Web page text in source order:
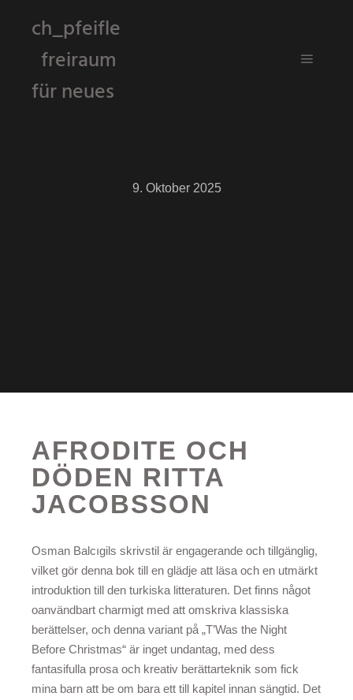
ch_pfeifle
freiraum
für neues
9. Oktober 2025
AFRODITE OCH
DÖDEN RITTA
JACOBSSON
Osman Balcıgils skrivstil är engagerande och tillgänglig,
vilket gör denna bok till en glädje att läsa och en utmärkt
introduktion till den turkiska litteraturen. Det finns något
oanvändbart charmigt med att omskriva klassiska
berättelser, och denna variant på „T’Was the Night
Before Christmas“ är inget undantag, med dess
fantasifulla prosa och kreativ berättarteknik som fick
mina barn att be om bara ett till kapitel innan sängtid. Det